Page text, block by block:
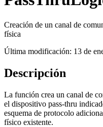
Creación de un canal de
física
Última modificación: 13 de
Descripción
La función crea un canal de
el dispositivo pass-thru
esquema de protocolo
físico existente.